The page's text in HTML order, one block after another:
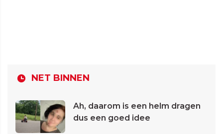
NET BINNEN
Ah, daarom is een helm dragen
dus een goed idee